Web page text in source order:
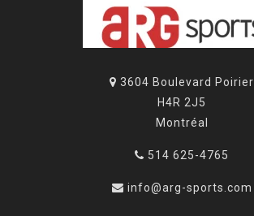
3604 Boulevard Poirier
H4R 2J5
Montréal
514 625-4765
info@arg-sports.com